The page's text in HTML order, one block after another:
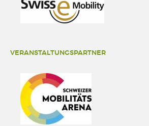
VERANSTALTUNGSPARTNER